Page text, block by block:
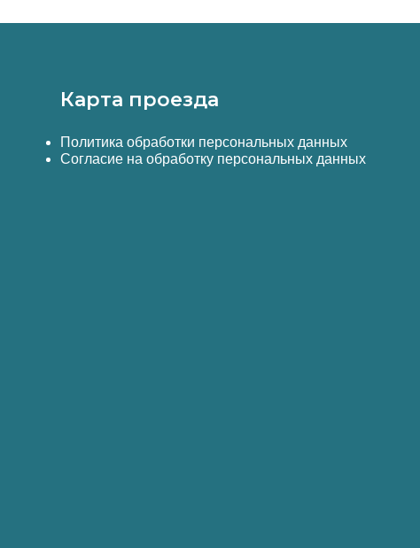
Карта проезда
Политика обработки персональных данных
Согласие на обработку персональных данных